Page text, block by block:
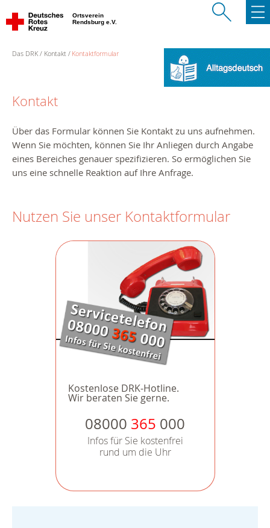
Ortsverein
Rendsburg e.V.
Das DRK Kontakt Kontaktformular
Kontakt
Über das Formular können Sie Kontakt zu uns aufnehmen.
Wenn Sie möchten, können Sie Ihr Anliegen durch Angabe
eines Bereiches genauer spezifizieren. So ermöglichen Sie
uns eine schnelle Reaktion auf Ihre Anfrage.
Nutzen Sie unser Kontaktformular
Kostenlose DRK-Hotline.
Wir beraten Sie gerne.
08000 365 000
Infos für Sie kostenfrei
rund um die Uhr